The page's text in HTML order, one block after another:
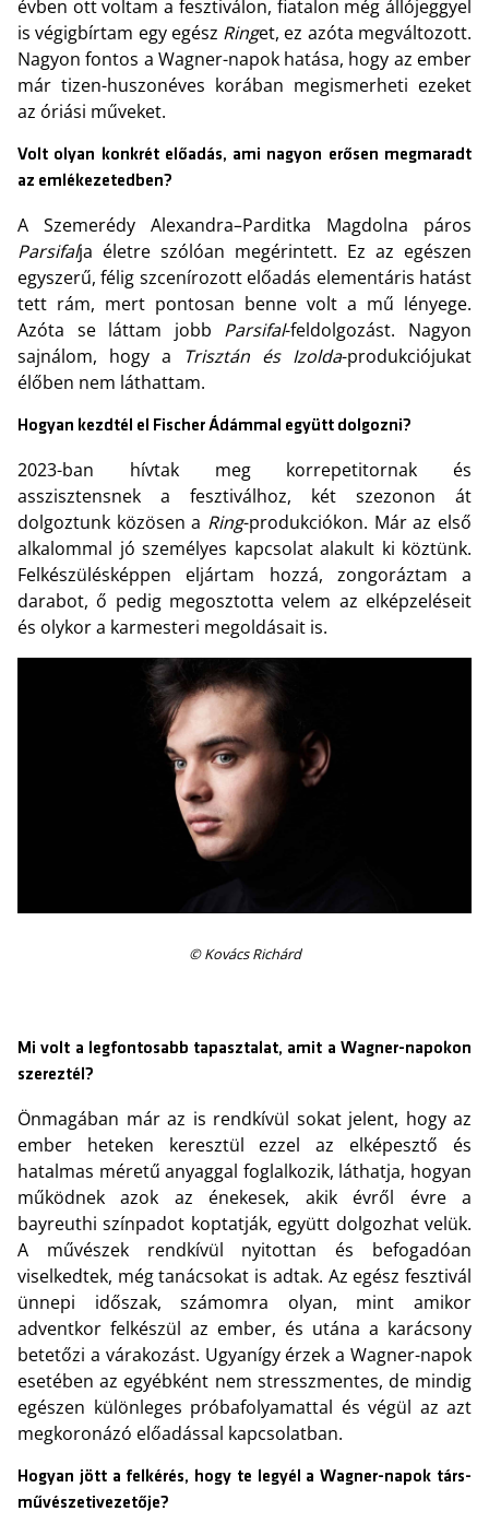
évben ott voltam a fesztiválon, fiatalon még állójeggyel
is végigbírtam egy egész Ringet, ez azóta megváltozott.
Nagyon fontos a Wagner-napok hatása, hogy az ember
már tizen-huszonéves korában megismerheti ezeket
az óriási műveket.
Volt olyan konkrét előadás, ami nagyon erősen megmaradt
az emlékezetedben?
A Szemerédy Alexandra–Parditka Magdolna páros
Parsifalja életre szólóan megérintett. Ez az egészen
egyszerű, félig szcenírozott előadás elementáris hatást
tett rám, mert pontosan benne volt a mű lényege.
Azóta se láttam jobb Parsifal-feldolgozást. Nagyon
sajnálom, hogy a Trisztán és Izolda-produkciójukat
élőben nem láthattam.
Hogyan kezdtél el Fischer Ádámmal együtt dolgozni?
2023-ban hívtak meg korrepetitornak és
asszisztensnek a fesztiválhoz, két szezonon át
dolgoztunk közösen a Ring-produkciókon. Már az első
alkalommal jó személyes kapcsolat alakult ki köztünk.
Felkészülésképpen eljártam hozzá, zongoráztam a
darabot, ő pedig megosztotta velem az elképzeléseit
és olykor a karmesteri megoldásait is.
© Kovács Richárd
Mi volt a legfontosabb tapasztalat, amit a Wagner-napokon
szereztél?
Önmagában már az is rendkívül sokat jelent, hogy az
ember heteken keresztül ezzel az elképesztő és
hatalmas méretű anyaggal foglalkozik, láthatja, hogyan
működnek azok az énekesek, akik évről évre a
bayreuthi színpadot koptatják, együtt dolgozhat velük.
A művészek rendkívül nyitottan és befogadóan
viselkedtek, még tanácsokat is adtak. Az egész fesztivál
ünnepi időszak, számomra olyan, mint amikor
adventkor felkészül az ember, és utána a karácsony
betetőzi a várakozást. Ugyanígy érzek a Wagner-napok
esetében az egyébként nem stresszmentes, de mindig
egészen különleges próbafolyamattal és végül az azt
megkoronázó előadással kapcsolatban.
Hogyan jött a felkérés, hogy te legyél a Wagner-napok társ-
művészetivezetője?